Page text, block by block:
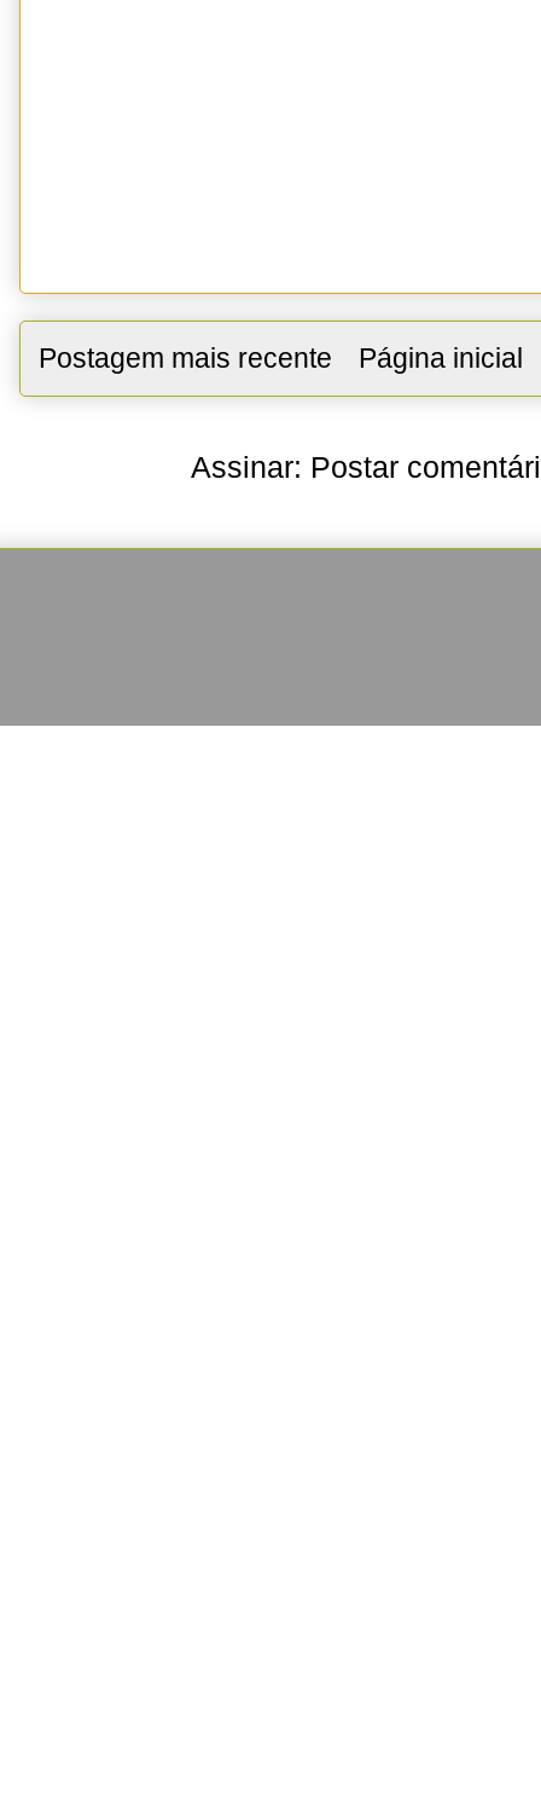
Postagem mais recente Página inicial
Assinar: Postar